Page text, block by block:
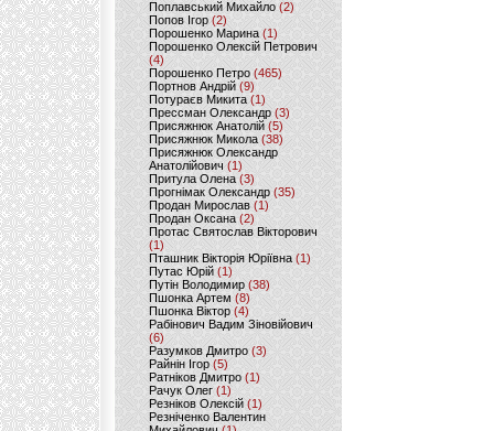
Поплавський Михайло (2)
Попов Ігор(2)
Порошенко Марина (1)
Порошенко Олексій Петрович
(4)
Порошенко Петро (465)
Портнов Андрій (9)
Потураєв Микита(1)
Прессман Олександр(3)
Присяжнюк Анатолій (5)
Присяжнюк Микола (38)
Присяжнюк Олександр
Анатолійович (1)
Притула Олена (3)
Прогнімак Олександр(35)
Продан Мирослав(1)
Продан Оксана (2)
Протас Святослав Вікторович
(1)
Пташник Вікторія Юріївна (1)
Путас Юрій (1)
Путін Володимир(38)
Пшонка Артем (8)
Пшонка Віктор(4)
Рабінович Вадим Зіновійович
(6)
Разумков Дмитро (3)
Райнін Ігор(5)
Ратніков Дмитро (1)
Рачук Олег (1)
Резніков Олексій(1)
Резніченко Валентин